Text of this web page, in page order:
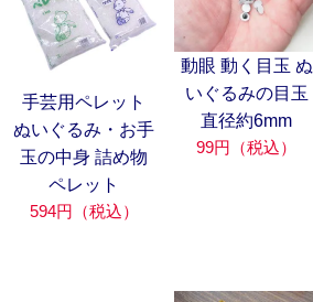
手芸用ペレット
ぬいぐるみ・お手
玉の中身 詰め物
ペレット
594円（税込）
動眼 動く目玉 ぬ
いぐるみの目玉
直径約6mm
99円（税込）